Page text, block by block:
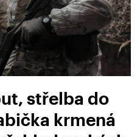
střelba do
krmená